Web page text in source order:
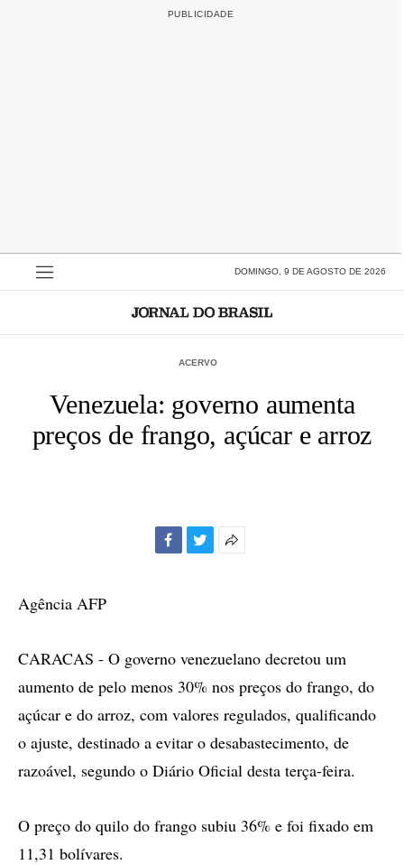
DOMINGO, 9 DE AGOSTO DE 2026
ACERVO
Venezuela: governo aumenta
preços de frango, açúcar e arroz
Agência AFP
CARACAS - O governo venezuelano decretou um
aumento de pelo menos 30% nos preços do frango, do
açúcar e do arroz, com valores regulados, qualificando
o ajuste, destinado a evitar o desabastecimento, de
razoável, segundo o Diário Oficial desta terça-feira.
O preço do quilo do frango subiu 36% e foi fixado em
11,31 bolívares.